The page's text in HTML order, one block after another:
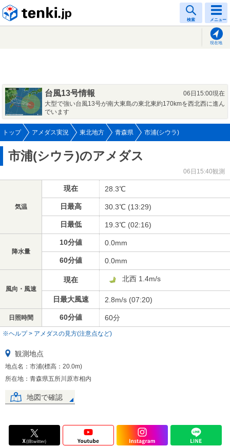
検索 メニュー
現在地
台風13号情報
06日15:00現在
大型で強い台風13号が南大東島の東北東約170kmを西北西に進ん
でいます
トップ アメダス実況 東北地方 青森県 市浦(シウラ)
市浦(シウラ)のアメダス
06日15:40観測
気温
現在 28.3℃
日最高 30.3℃ (13:29)
日最低 19.3℃ (02:16)
降水量
10分値 0.0mm
60分値 0.0mm
風向・風速
現在 北西 1.4m/s
日最大風速 2.8m/s (07:20)
日照時間 60分値 60分
※ヘルプ > アメダスの見方(注意点など)
観測地点
地点名：市浦(標高：20.0m)
所在地：青森県五所川原市相内
地図で確認